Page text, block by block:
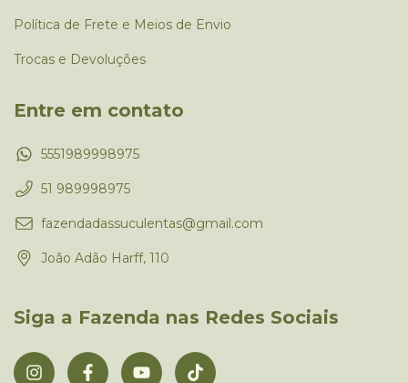
Política de Frete e Meios de Envio
Trocas e Devoluções
Entre em contato
5551989998975
51 989998975
fazendadassuculentas@gmail.com
João Adão Harff, 110
Siga a Fazenda nas Redes Sociais